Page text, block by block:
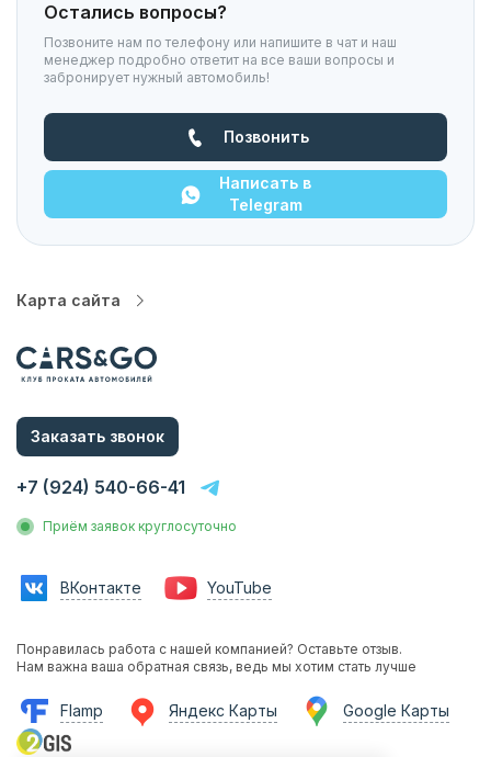
Остались вопросы?
Позвоните нам по телефону или напишите в чат и наш
менеджер подробно ответит на все ваши вопросы и
забронирует нужный автомобиль!
Позвонить
Написать в
Telegram
Карта сайта
Автопарк
Цены
О компании
Контакты
Аренда с водителем
Трансфер на вокзал
Трансфер в гостиницу
Инвестиции в прокат
Франшиза
Заказать звонок
+7 (924) 540-66-41
Приём заявок круглосуточно
ВКонтакте YouTube
Понравилась работа с нашей компанией? Оставьте отзыв.
Нам важна ваша обратная связь, ведь мы хотим стать лучше
Flamp Яндекс Карты Google Карты